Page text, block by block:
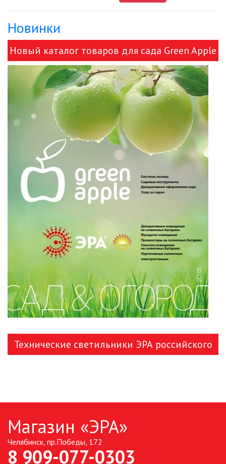
ДЕКОРАТИВНЫЕ СВЕТИЛЬНИКИ
ИЗОЛЯЦИОННАЯ ЛЕНТА
ИНФРАКРАСНЫЕ ЛАМПЫ
ИСТОЧНИКИ СВЕТА
КАБЕЛЕНЕСУЩИЕ СИСТЕМЫ
КАБЕЛЬ
КЛЕЙКИЕ ЛЕНТЫ
ЛИНЕЙНЫЕ СВЕТОДИОДНЫЕ
СВЕТИЛЬНИКИ
ЛЮСТРЫ
МОДУЛЬНЫЕ СИСТЕМЫ
ОСВЕЩЕНИЯ (LED МОДУЛИ)
НАСТОЛЬНЫЕ СВЕТИЛЬНИКИ
НИЗКОВОЛЬТНОЕ
ПАЯЛЬНОЕ ОБОРУДОВАНИЕ
Новинки
Новый каталог товаров для сада Green Apple
и ЭРА!
Технические светильники ЭРА российского
Магазин «ЭРА»
Челябинск, пр.Победы, 172
8 909-077-0303